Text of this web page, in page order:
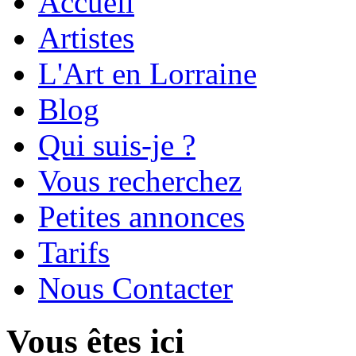
Artistes
L'Art en Lorraine
Blog
Qui suis-je ?
Vous recherchez
Petites annonces
Tarifs
Nous Contacter
Vous êtes ici